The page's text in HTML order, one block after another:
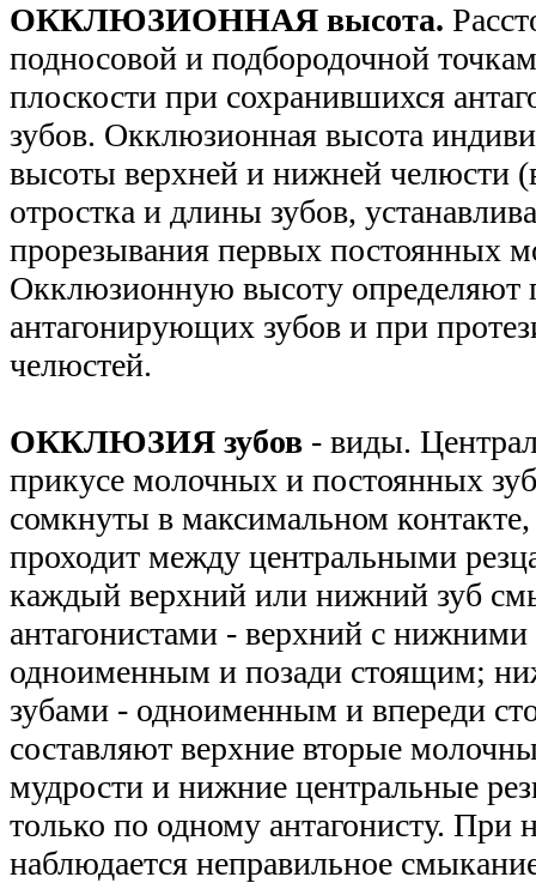
ОККЛЮЗИОННАЯ высота.
подносовой и подбородочной
плоскости при сохранившихся
зубов. Окклюзионная высота
высоты верхней и нижней челюсти
отростка и длины зубов,
прорезывания первых постоянных
Окклюзионную высоту определяют
антагонирующих зубов и при
челюстей.
ОККЛЮЗИЯ зубов - виды.
прикусе молочных и постоянных
сомкнуты в максимальном
проходит между центральными
каждый верхний или нижний зуб
антагонистами - верхний с нижними
одноименным и позади стоящим;
зубами - одноименным и впереди
составляют верхние вторые
мудрости и нижние центральные
только по одному антагонисту.
наблюдается неправильное